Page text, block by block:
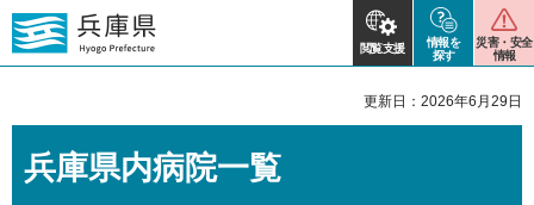
閲覧支援
情報を
探す
災害・安全
情報
更新日：2026年6月29日
兵庫県内病院一覧